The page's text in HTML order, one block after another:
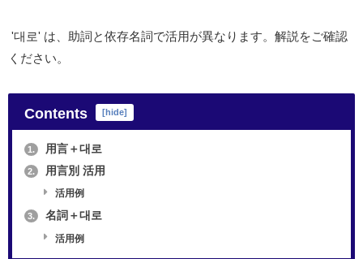
'대로' は、助詞と依存名詞で活用が異なります。解説をご確認
ください。
Contents hide
1. 用言＋대로
2. 用言別 活用
活用例
3. 名詞＋대로
活用例